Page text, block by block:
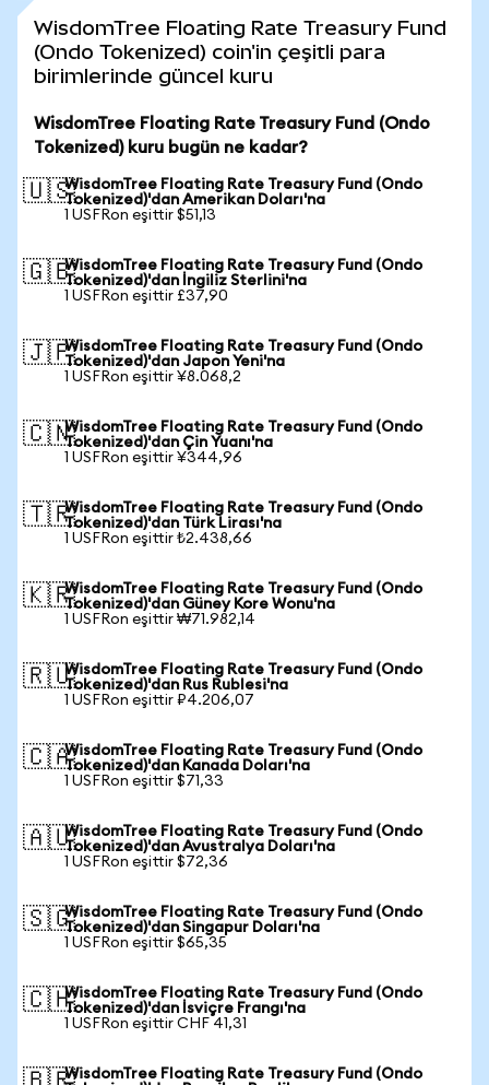
WisdomTree Floating Rate Treasury Fund
(Ondo Tokenized) coin'in çeşitli para
birimlerinde güncel kuru
WisdomTree Floating Rate Treasury Fund (Ondo
Tokenized) kuru bugün ne kadar?
🇺🇸WisdomTree Floating Rate Treasury Fund (Ondo
Tokenized)'dan Amerikan Doları'na
1 USFRon eşittir $51,13
🇬🇧WisdomTree Floating Rate Treasury Fund (Ondo
Tokenized)'dan İngiliz Sterlini'na
1 USFRon eşittir £37,90
🇯🇵WisdomTree Floating Rate Treasury Fund (Ondo
Tokenized)'dan Japon Yeni'na
1 USFRon eşittir ¥8.068,2
🇨🇳WisdomTree Floating Rate Treasury Fund (Ondo
Tokenized)'dan Çin Yuanı'na
1 USFRon eşittir ¥344,96
🇹🇷WisdomTree Floating Rate Treasury Fund (Ondo
Tokenized)'dan Türk Lirası'na
1 USFRon eşittir ₺2.438,66
🇰🇷WisdomTree Floating Rate Treasury Fund (Ondo
Tokenized)'dan Güney Kore Wonu'na
1 USFRon eşittir ₩71.982,14
🇷🇺WisdomTree Floating Rate Treasury Fund (Ondo
Tokenized)'dan Rus Rublesi'na
1 USFRon eşittir ₽4.206,07
🇨🇦WisdomTree Floating Rate Treasury Fund (Ondo
Tokenized)'dan Kanada Doları'na
1 USFRon eşittir $71,33
🇦🇺WisdomTree Floating Rate Treasury Fund (Ondo
Tokenized)'dan Avustralya Doları'na
1 USFRon eşittir $72,36
🇸🇬WisdomTree Floating Rate Treasury Fund (Ondo
Tokenized)'dan Singapur Doları'na
1 USFRon eşittir $65,35
🇨🇭WisdomTree Floating Rate Treasury Fund (Ondo
Tokenized)'dan İsviçre Frangı'na
1 USFRon eşittir CHF 41,31
WisdomTree Floating Rate Treasury Fund (Ondo